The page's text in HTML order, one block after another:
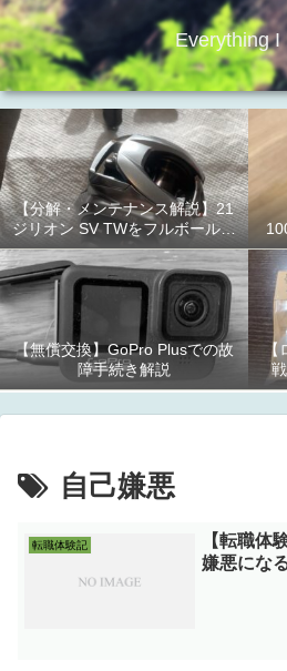
Everything I
【分解・メンテナンス解説】21
ジリオン SV TWをフルボールベ
アリング化！
【無償交換】GoPro Plusでの故
障手続き解説
【
自己嫌悪
転職体験記
【転職体
嫌悪にな